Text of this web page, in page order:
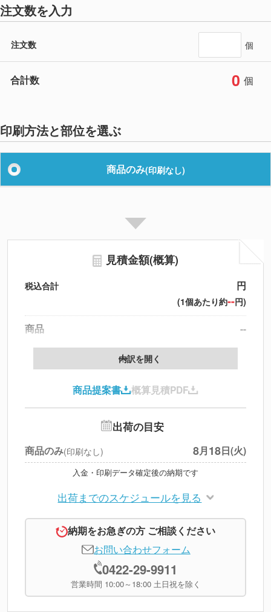
注文数を入力
注文数 個
合計数 0 個
印刷方法と部位を選ぶ
商品のみ(印刷なし)
見積金額(概算)
税込合計 円
(1個あたり約--円)
商品
--
送料
※北海道・沖縄・離島 別途
※上記小計は税別です
内訳を開く
商品提案書 概算見積PDF
出荷の目安
商品のみ(印刷なし) 8月18日(火)
入金・印刷データ確定後の納期です
出荷までのスケジュールを見る
納期をお急ぎの方 ご相談ください
お問い合わせフォーム
0422-29-9911
営業時間 10:00～18:00 土日祝を除く